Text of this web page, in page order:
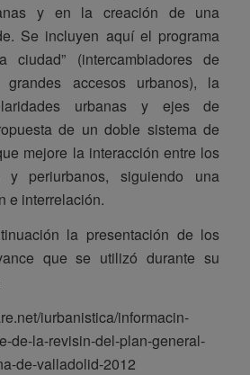
y en la creación de una
Se incluyen aquí el programa
ciudad” (intercambiadores de
accesos urbanos), la
urbanas y ejes de
de un doble sistema de
mejore la interacción entre los
y periurbanos, siguiendo una
e interrelación.
la presentación de los
que se utilizó durante su
iurbanistica/informacin-
de-la-revisin-del-plan-general-
de-valladolid-2012